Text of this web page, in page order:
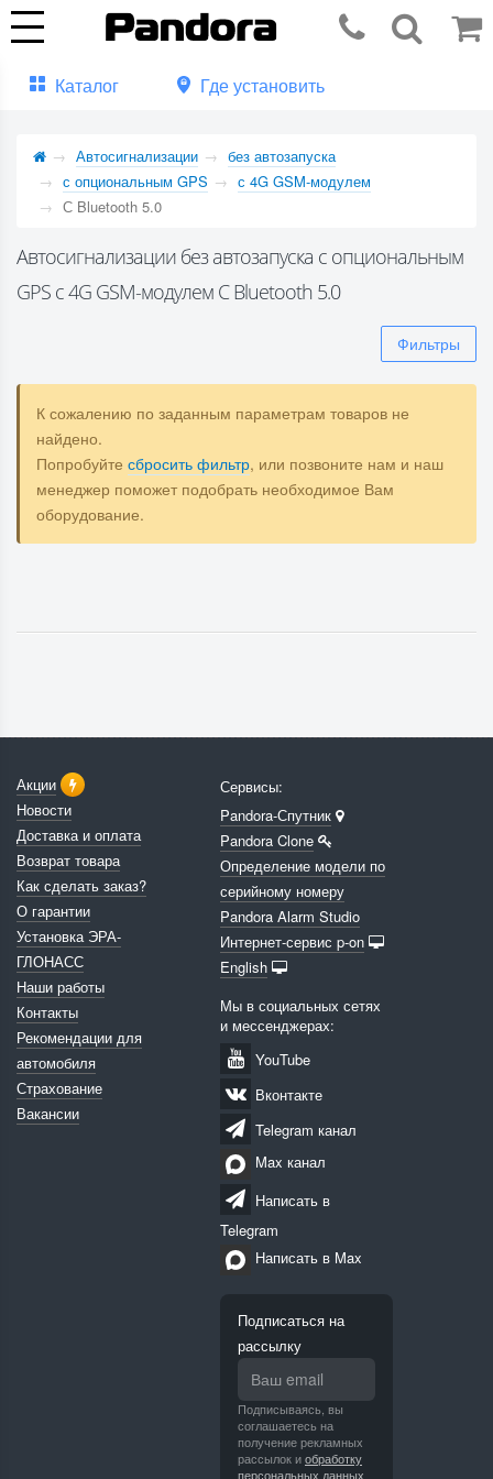
Каталог Где установить
Автосигнализации
без автозапуска
с опциональным GPS
с 4G GSM-модулем
С Bluetooth 5.0
Автосигнализации без автозапуска с опциональным
GPS с 4G GSM-модулем С Bluetooth 5.0
Фильтры
К сожалению по заданным параметрам товаров не
найдено.
Попробуйте сбросить фильтр, или позвоните нам и наш
менеджер поможет подобрать необходимое Вам
оборудование.
Акции
Новости
Доставка и оплата
Возврат товара
Как сделать заказ?
О гарантии
Установка ЭРА-
ГЛОНАСС
Наши работы
Контакты
Рекомендации для
автомобиля
Страхование
Вакансии
Сервисы:
Pandora-Спутник
Pandora Clone
Определение модели по
серийному номеру
Pandora Alarm Studio
Интернет-сервис p-on
English
Мы в социальных сетях
и мессенджерах:
YouTube
Вконтакте
Telegram канал
Max канал
Написать в
Telegram
Написать в Max
Подписаться на
рассылку
Подписываясь, вы
соглашаетесь на
получение рекламных
рассылок иобработку
персональных данных